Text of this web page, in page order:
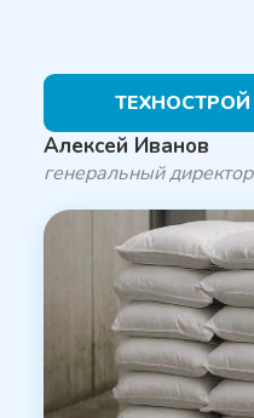
ТЕХНОСТРОЙ
Алексей Иванов
генеральный директор